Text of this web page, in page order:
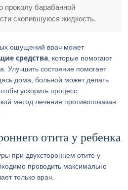
проколу барабанной
скопившуюся жидкость.
ощущений врач может
средства , которые помогают
Улучшить состояние помогает
дома, больной может делать
ускорить процесс
метод лечения противопоказан
отита у ребенка
при двухстороннем отите у
проводить максимально
только врач.